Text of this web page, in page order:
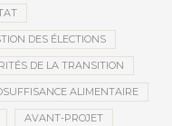
DES ÉLECTIONS
DE LA TRANSITION
ALIMENTAIRE
AVANT-PROJET